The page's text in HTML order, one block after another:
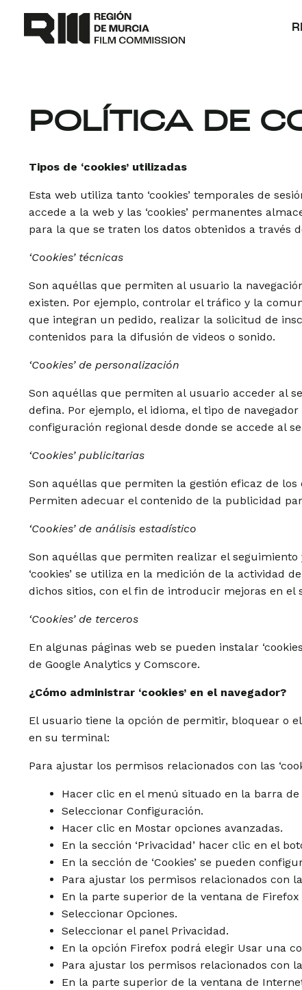
contenido
POLÍTICA DE
Tipos de ‘cookies’ utilizadas
Esta web utiliza tanto ‘cookies’ temporales de
accede a la web y las ‘cookies’ permanentes
para la que se traten los datos obtenidos a través
‘Cookies’ técnicas
Son aquéllas que permiten al usuario la
existen. Por ejemplo, controlar el tráfico y la
que integran un pedido, realizar la solicitud de
contenidos para la difusión de videos o sonido.
‘Cookies’ de personalización
Son aquéllas que permiten al usuario acceder al
defina. Por ejemplo, el idioma, el tipo de
configuración regional desde donde se accede al
‘Cookies’ publicitarias
Son aquéllas que permiten la gestión eficaz de
Permiten adecuar el contenido de la publicidad
‘Cookies’ de análisis estadístico
Son aquéllas que permiten realizar el
‘cookies’ se utiliza en la medición de la actividad
dichos sitios, con el fin de introducir mejoras en
‘Cookies’ de terceros
En algunas páginas web se pueden instalar
de Google Analytics y Comscore.
¿Cómo administrar ‘cookies’ en el navegador?
El usuario tiene la opción de permitir, bloquear o
en su terminal:
Para ajustar los permisos relacionados con las
Hacer clic en el menú situado en la barra
Seleccionar Configuración.
Hacer clic en Mostar opciones avanzadas.
En la sección ‘Privacidad’ hacer clic en el
En la sección de ‘Cookies’ se pueden
Para ajustar los permisos relacionados con
En la parte superior de la ventana de
Seleccionar Opciones.
Seleccionar el panel Privacidad.
En la opción Firefox podrá elegir Usar una
Para ajustar los permisos relacionados con
En la parte superior de la ventana de